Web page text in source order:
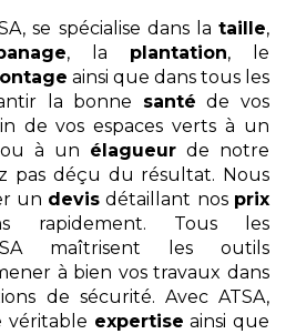
se spécialise dans lataille,
, la plantation, le
ainsi que dans tous les
la bonne santé de vos
de vos espaces verts à un
ou à un élagueur de notre
pas déçu du résultat. Nous
un devis détaillant nos prix
rapidement. Tous les
maîtrisent les outils
à bien vos travaux dans
de sécurité. Avec ATSA,
véritable expertise ainsi que